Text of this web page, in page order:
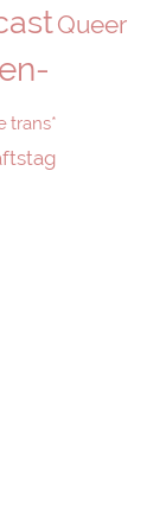
Queer
trans*